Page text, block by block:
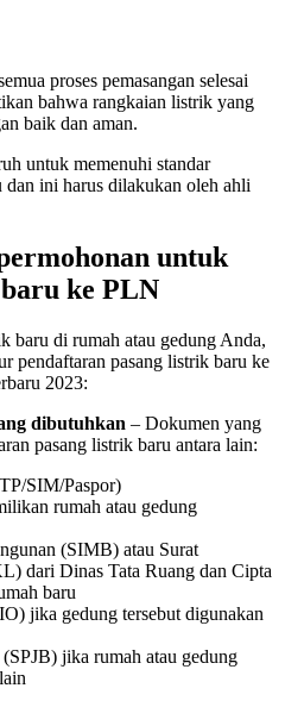
proses pemasangan selesai
bahwa rangkaian listrik yang
baik dan aman.
untuk memenuhi standar
ini harus dilakukan oleh ahli
untuk
ke PLN
baru di rumah atau gedung Anda,
pendaftaran pasang listrik baru ke
2023:
dibutuhkan – Dokumen yang
pasang listrik baru antara lain:
SIM/Paspor)
rumah atau gedung
(SIMB) atau Surat
dari Dinas Tata Ruang dan Cipta
baru
jika gedung tersebut digunakan
jika rumah atau gedung